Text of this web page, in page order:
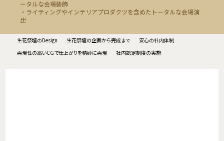
ータルな会場装飾
・ライティングやインテリアプロダクツを含めたトータルな会場演
出
生花祭壇のDesign 生花祭壇の企画から完成まで
安心の社内体制
再現性の高いCGで仕上がりを精妙に再現
社内認定制度の実施